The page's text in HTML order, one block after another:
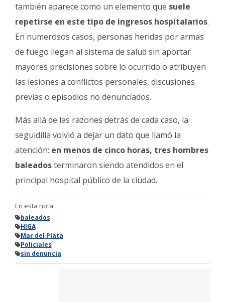
también aparece como un elemento que suele
repetirse en este tipo de ingresos hospitalarios.
En numerosos casos, personas heridas por armas
de fuego llegan al sistema de salud sin aportar
mayores precisiones sobre lo ocurrido o atribuyen
las lesiones a conflictos personales, discusiones
previas o episodios no denunciados.
Más allá de las razones detrás de cada caso, la
seguidilla volvió a dejar un dato que llamó la
atención: en menos de cinco horas, tres hombres
baleadosterminaron siendo atendidos en el
principal hospital público de la ciudad.
En esta nota
baleados
HIGA
Mar del Plata
Policiales
sin denuncia